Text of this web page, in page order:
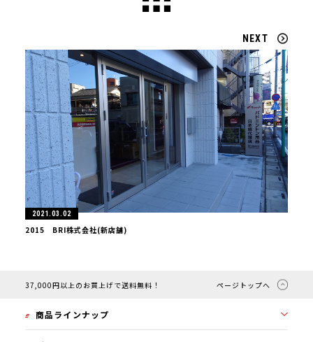
NEXT
2021.03.02
2015 BRI株式会社(新店舗)
37,000円以上のお買上げで送料無料！ ページトップへ
商品ラインナップ